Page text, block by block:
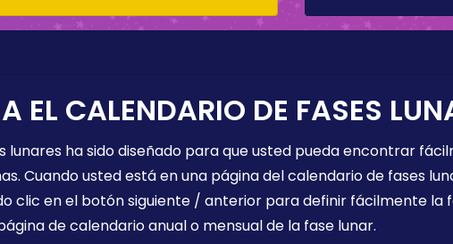
EL CALENDARIO DE FASES
lunares ha sido diseñado para que usted pueda encontrar
Cuando usted está en una página del calendario de fases
clic en el botón siguiente / anterior para definir fácilmente la
de calendario anual o mensual de la fase lunar.